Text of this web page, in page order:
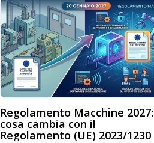
Regolamento Macchine 2027:
cosa cambia con il
Regolamento (UE) 2023/1230